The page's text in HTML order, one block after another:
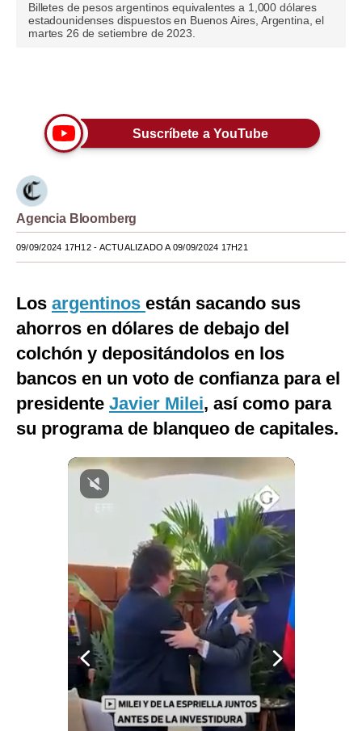
Blogs
Viajes
Moda
Estilos
Mundo
EEUU
España
Internacional
Tecnología
Club del Suscriptor
G de Gestión
Fotogalerías
Billetes de pesos argentinos equivalentes a 1,000 dólares
estadounidenses dispuestos en Buenos Aires, Argentina, el
martes 26 de setiembre de 2023.
Suscríbete a YouTube
Agencia Bloomberg
09/09/2024 17H12- ACTUALIZADO A 09/09/2024 17H21
Los argentinos están sacando sus
ahorros en dólares de debajo del
colchón y depositándolos en los
bancos en un voto de confianza para el
presidente Javier Milei, así como para
su programa de blanqueo de capitales.